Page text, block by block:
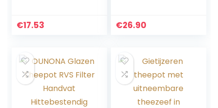
€17.53
roestvrijstalen
€26.90